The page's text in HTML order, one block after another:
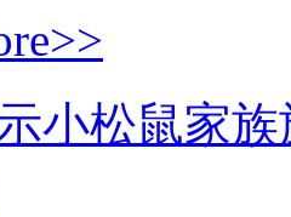
小松鼠家